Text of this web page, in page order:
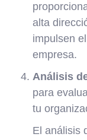
alta
impulsen
empresa.
Análisis
para
tu
El análisis